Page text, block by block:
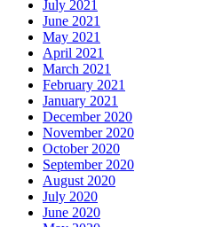
July 2021
June 2021
May 2021
April 2021
March 2021
February 2021
January 2021
December 2020
November 2020
October 2020
September 2020
August 2020
July 2020
June 2020